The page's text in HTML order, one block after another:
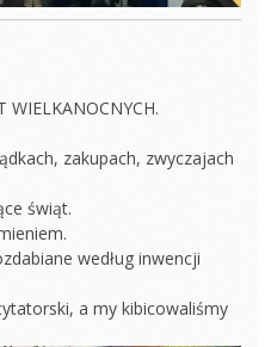
zakupach, zwyczajach
świąt.
według inwencji
a my kibicowaliśmy